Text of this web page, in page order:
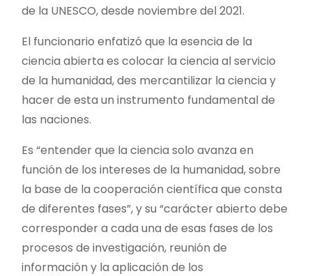
de la UNESCO, desde noviembre del 2021.
El funcionario enfatizó que la esencia de la
ciencia abierta es colocar la ciencia al servicio
de la humanidad, des mercantilizar la ciencia y
hacer de esta un instrumento fundamental de
las naciones.
Es “entender que la ciencia solo avanza en
función de los intereses de la humanidad, sobre
la base de la cooperación científica que consta
de diferentes fases”, y su “carácter abierto debe
corresponder a cada una de esas fases de los
procesos de investigación, reunión de
información y la aplicación de los